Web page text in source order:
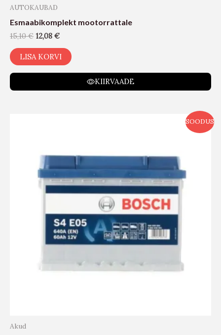
AUTOKAUBAD
Esmaabikomplekt mootorrattale
15,10€ 12,08 €
LISA KORVI
KIIRVAADE
SOODUS
Akud